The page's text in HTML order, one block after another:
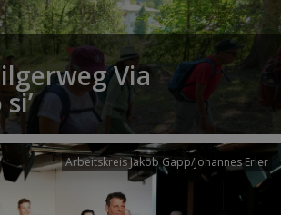
Via
Arbeitskreis Jakob Gapp/Johannes Erler